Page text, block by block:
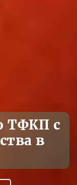
ТФКП с
в